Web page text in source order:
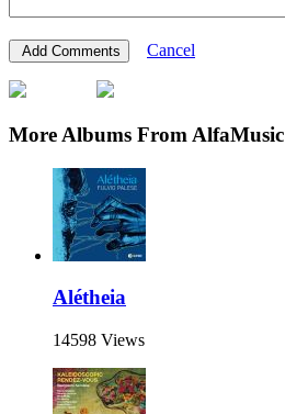
Cancel
More Albums From AlfaMusic
Alétheia
14598 Views